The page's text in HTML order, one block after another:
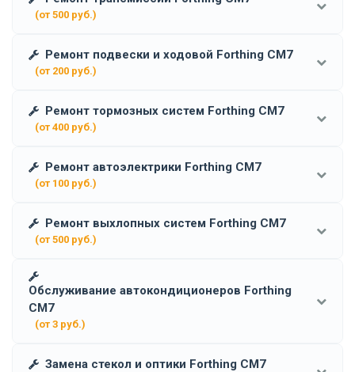
(от 500 руб.)
Ремонт подвески и ходовой Forthing CM7
(от 200 руб.)
Ремонт тормозных систем Forthing CM7
(от 400 руб.)
Ремонт автоэлектрики Forthing CM7
(от 100 руб.)
Ремонт выхлопных систем Forthing CM7
(от 500 руб.)
Обслуживание автокондиционеров Forthing
CM7
(от 3 руб.)
Замена стекол и оптики Forthing CM7